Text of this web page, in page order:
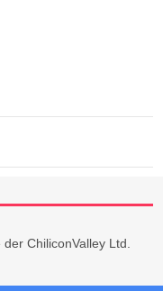
ChiliconValley Ltd.